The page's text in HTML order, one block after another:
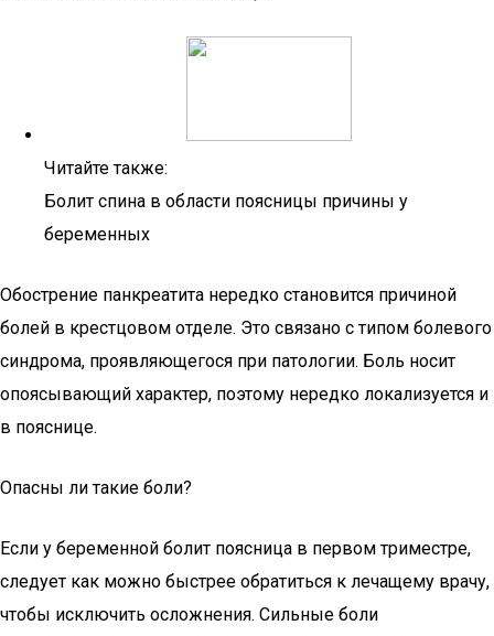
Читайте также:
Болит спина в области поясницы причины у
беременных
Обострение панкреатита нередко становится причиной
болей в крестцовом отделе. Это связано с типом болевого
синдрома, проявляющегося при патологии. Боль носит
опоясывающий характер, поэтому нередко локализуется и
в пояснице.
Опасны ли такие боли?
Если у беременной болит поясница в первом триместре,
следует как можно быстрее обратиться к лечащему врачу,
чтобы исключить осложнения. Сильные боли